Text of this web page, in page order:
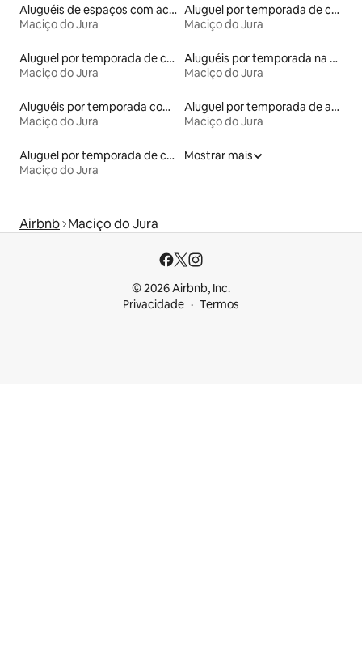
Aluguéis de espaços com acesso direto a pistas de esqui
Maciço do Jura
Aluguel por temporada de casas na terra
Maciço do Jura
Aluguel por temporada de casebres
Maciço do Jura
Aluguéis por temporada na orla
Maciço do Jura
Aluguéis por temporada com cama de altura acessível
Maciço do Jura
Aluguel por temporada de apart-hotéis
Maciço do Jura
Aluguel por temporada de casas-barco
Maciço do Jura
Mostrar mais
Airbnb Maciço do Jura
© 2026 Airbnb, Inc.
Privacidade
Termos